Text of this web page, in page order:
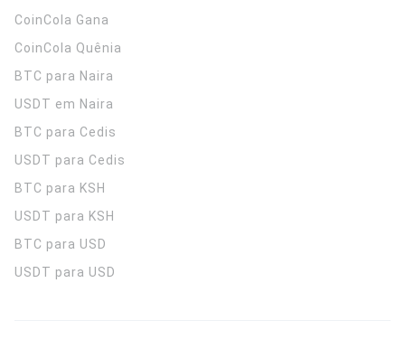
CoinCola Gana
CoinCola Quênia
BTC para Naira
USDT em Naira
BTC para Cedis
USDT para Cedis
BTC para KSH
USDT para KSH
BTC para USD
USDT para USD